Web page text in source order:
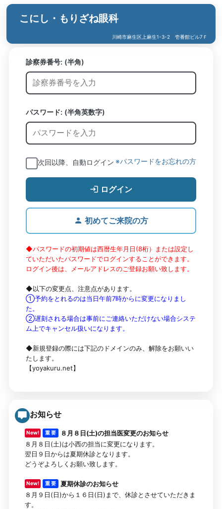
こにし・もりざね眼科
川崎市麻生区上麻生1-3-2 壱番館ビル7Ｆ
診察券番号: (半角)
パスワード: (半角英数字)
次回以降、自動ログイン ※パスワードをお忘れの方
ログイン
初めてご来院の方
◆パスワードの初期値は西暦生年月日(8桁）または設定し
ていただいたパスワードでログインすることができます。
ログイン後は、メールアドレスのご登録お願い致します。
◆以下の変更点、注意点があります。
①予約をとれるのは当日午前7時からに変更になりまし
た。
②遅刻される場合は事前にご連絡いただけない場合システ
ム上でキャンセル扱いになります。
◆新規登録の際には下記のドメインのみ、解除をお願いい
たします。
【yoyakuru.net】
お知らせ
New! 重 要
８月８日(土)の担当医変更のお知らせ
８月８日(土)は小西の担当に変更になります。
翌日９日からは夏期休診となります。
どうぞよろしくお願い致します。
New! 重 要
夏期休診のお知らせ
８月９日(日)から１６日(日)まで、休診とさせていただきま
す。